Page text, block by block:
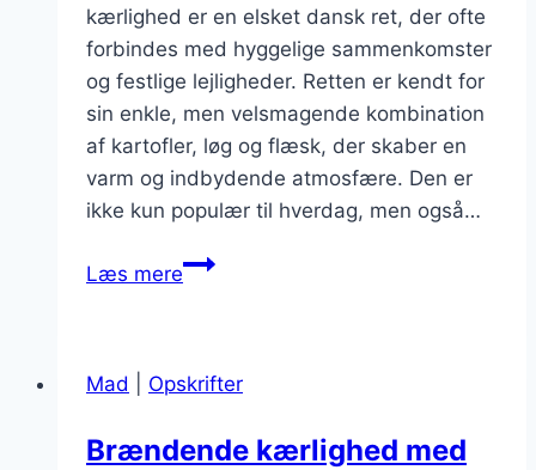
kærlighed er en elsket dansk ret, der ofte
forbindes med hyggelige sammenkomster
og festlige lejligheder. Retten er kendt for
sin enkle, men velsmagende kombination
af kartofler, løg og flæsk, der skaber en
varm og indbydende atmosfære. Den er
ikke kun populær til hverdag, men også…
Læs mereBrændende
Skab
festlig
Mad Opskrifter
Brændende kærlighed med